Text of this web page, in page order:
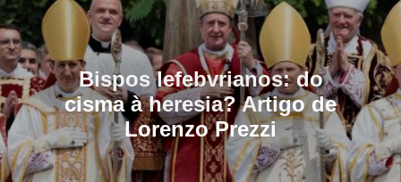
Bispos lefebvrianos: do
cisma à heresia? Artigo de
Lorenzo Prezzi